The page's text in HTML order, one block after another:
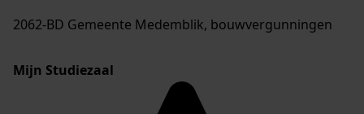
2062-BD Gemeente Medemblik, bouwvergunningen
Mijn Studiezaal